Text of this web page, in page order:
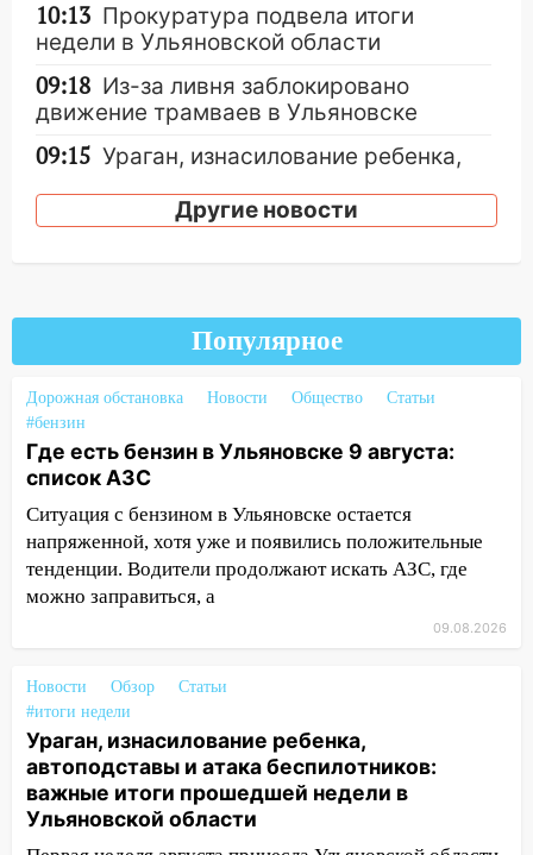
10:13 Прокуратура подвела итоги
недели в Ульяновской области
09:18 Из-за ливня заблокировано
движение трамваев в Ульяновске
09:15 Ураган, изнасилование ребенка,
важные итоги прошедшей недели в
Ульяновской области
инфраструктуру после шторма.
пропал 67-летний мужчина
08:11 На Ульяновск снова надвигается
непогода
07:30 Евро-3 вместо Евро-5: что
означают классы бензина и можно ли
заливать «старое» топливо в
современные автомобили
Какая погода будет в Ульяновской
05:05 День, когда всё может
измениться: гороскоп на 9 августа —
три знака получат шанс, который нельзя
упустить
08.08.2026
Другие новости
Популярное
Дорожная обстановка Новости Общество
Статьи
#бензин
Где есть бензин в Ульяновске 9 августа:
список АЗС
Ситуация с бензином в Ульяновске остается
напряженной, хотя уже и появились положительные
тенденции. Водители продолжают искать АЗС, где
можно заправиться, а
09.08.2026
Новости Обзор
Статьи
#итоги недели
Ураган, изнасилование ребенка,
автоподставы и атака беспилотников:
важные итоги прошедшей недели в
Ульяновской области